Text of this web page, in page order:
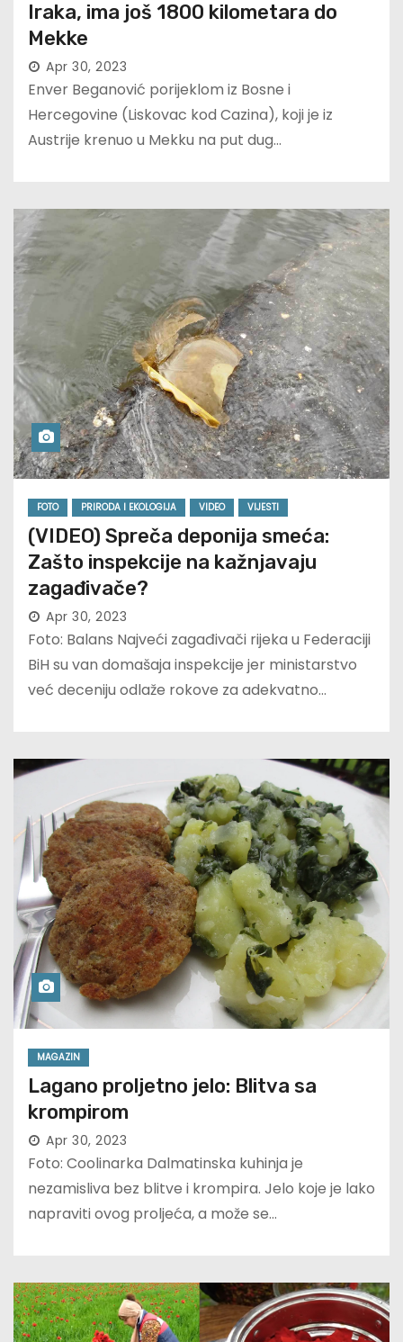
Iraka, ima još 1800 kilometara do
Mekke
Apr 30, 2023
Enver Beganović porijeklom iz Bosne i
Hercegovine (Liskovac kod Cazina), koji je iz
Austrije krenuo u Mekku na put dug…
FOTO PRIRODA I EKOLOGIJA VIDEO VIJESTI
(VIDEO) Spreča deponija smeća:
Zašto inspekcije na kažnjavaju
zagađivače?
Apr 30, 2023
Foto: Balans Najveći zagađivači rijeka u Federaciji
BiH su van domašaja inspekcije jer ministarstvo
već deceniju odlaže rokove za adekvatno…
MAGAZIN
Lagano proljetno jelo: Blitva sa
krompirom
Apr 30, 2023
Foto: Coolinarka Dalmatinska kuhinja je
nezamisliva bez blitve i krompira. Jelo koje je lako
napraviti ovog proljeća, a može se…